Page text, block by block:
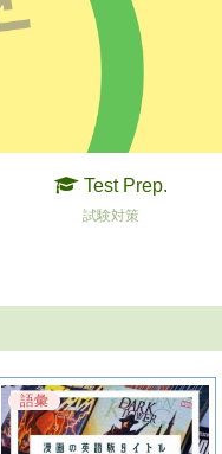
Test Prep.
試験対策
語彙